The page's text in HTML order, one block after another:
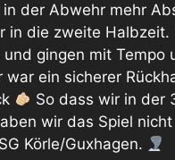
der Abwehr mehr
in die zweite
gingen mit Tempo
war ein sicherer
So dass wir in der
wir das Spiel
Körle/Guxhagen.